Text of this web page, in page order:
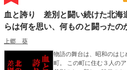
血と誇り 差別と闘い続けた北海
らは何を思い、何ものと闘ったの
上郷 葵
物語の舞台は、昭和のはじ
町。 この町に住む３人の